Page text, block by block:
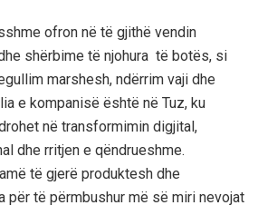
ofron në të gjithë vendin
shërbime të njohura të botës, si
marshesh, ndërrim vaji dhe
e kompanisë është në Tuz, ku
në transformimin digjital,
dhe rritjen e qëndrueshme.
të gjerë produktesh dhe
për të përmbushur më së miri nevojat